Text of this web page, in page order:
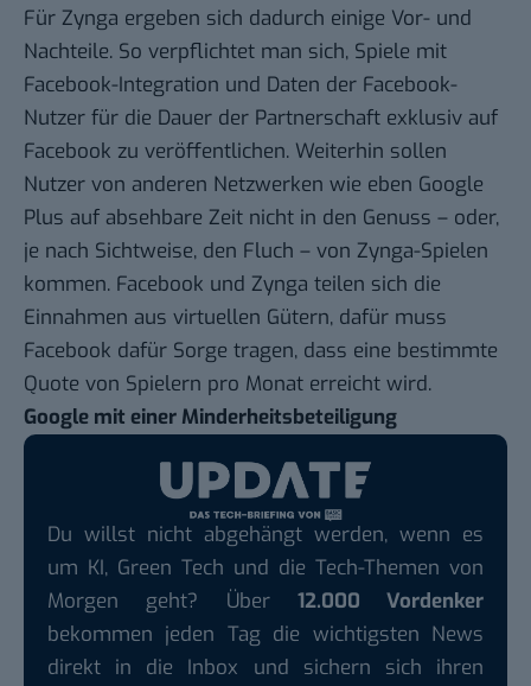
Für Zynga ergeben sich dadurch einige Vor- und
Nachteile. So verpflichtet man sich, Spiele mit
Facebook-Integration und Daten der Facebook-
Nutzer für die Dauer der Partnerschaft exklusiv auf
Facebook zu veröffentlichen. Weiterhin sollen
Nutzer von anderen Netzwerken wie eben Google
Plus auf absehbare Zeit nicht in den Genuss – oder,
je nach Sichtweise, den Fluch – von Zynga-Spielen
kommen. Facebook und Zynga teilen sich die
Einnahmen aus virtuellen Gütern, dafür muss
Facebook dafür Sorge tragen, dass eine bestimmte
Quote von Spielern pro Monat erreicht wird.
Google mit einer Minderheitsbeteiligung
Du willst nicht abgehängt werden, wenn es
um KI, Green Tech und die Tech-Themen von
Morgen geht? Über 12.000 Vordenker
bekommen jeden Tag die wichtigsten News
direkt in die Inbox und sichern sich ihren